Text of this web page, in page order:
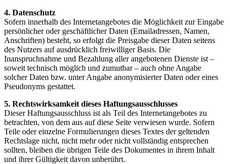
4. Datenschutz
Sofern innerhalb des Internetangebotes die Möglichkeit zur Eingabe
persönlicher oder geschäftlicher Daten (Emailadressen, Namen,
Anschriften) besteht, so erfolgt die Preisgabe dieser Daten seitens
des Nutzers auf ausdrücklich freiwilliger Basis. Die
Inanspruchnahme und Bezahlung aller angebotenen Dienste ist –
soweit technisch möglich und zumutbar – auch ohne Angabe
solcher Daten bzw. unter Angabe anonymisierter Daten oder eines
Pseudonyms gestattet.
5. Rechtswirksamkeit dieses Haftungsausschlusses
Dieser Haftungsausschluss ist als Teil des Internetangebotes zu
betrachten, von dem aus auf diese Seite verwiesen wurde. Sofern
Teile oder einzelne Formulierungen dieses Textes der geltenden
Rechtslage nicht, nicht mehr oder nicht vollständig entsprechen
sollten, bleiben die übrigen Teile des Dokumentes in ihrem Inhalt
und ihrer Gültigkeit davon unberührt.